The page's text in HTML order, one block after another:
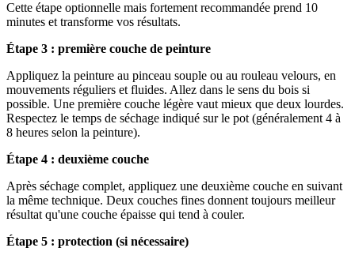
Cette étape optionnelle mais fortement recommandée prend 10
minutes et transforme vos résultats.
Étape 3 : première couche de peinture
Appliquez la peinture au pinceau souple ou au rouleau velours, en
mouvements réguliers et fluides. Allez dans le sens du bois si
possible. Une première couche légère vaut mieux que deux lourdes.
Respectez le temps de séchage indiqué sur le pot (généralement 4 à
8 heures selon la peinture).
Étape 4 : deuxième couche
Après séchage complet, appliquez une deuxième couche en suivant
la même technique. Deux couches fines donnent toujours meilleur
résultat qu'une couche épaisse qui tend à couler.
Étape 5 : protection (si nécessaire)